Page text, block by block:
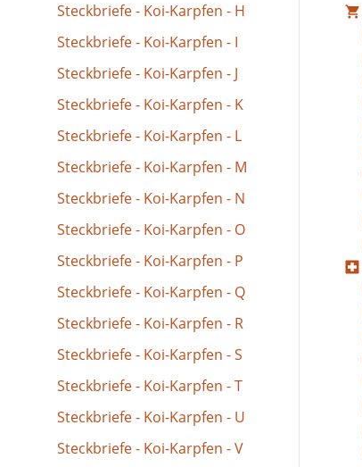
Steckbriefe - Koi-Karpfen - H
Steckbriefe - Koi-Karpfen - I
Steckbriefe - Koi-Karpfen - J
Steckbriefe - Koi-Karpfen - K
Steckbriefe - Koi-Karpfen - L
Steckbriefe - Koi-Karpfen - M
Steckbriefe - Koi-Karpfen - N
Steckbriefe - Koi-Karpfen - O
Steckbriefe - Koi-Karpfen - P
Steckbriefe - Koi-Karpfen - Q
Steckbriefe - Koi-Karpfen - R
Steckbriefe - Koi-Karpfen - S
Steckbriefe - Koi-Karpfen - T
Steckbriefe - Koi-Karpfen - U
Steckbriefe - Koi-Karpfen - V